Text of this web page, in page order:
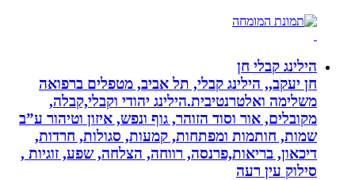
הילינג קבלי חן
חן יעקב,, הילינג קבלי, תל אביב, מטפלים ברפואה
משלימה ואלטרנטיבית.הילינג יהודי וקבלי,קבלה,
מקובלים, אור וסוד הזוהר, גוף ונפש, איזון וטיהור ע”ב
שמות, חותמות ומפתחות, קמעות, סגולות, חרדות,
דיכאון, בריאות,פרנסה, רווחה, הצלחה, שפע, זוגיות ,
סילוק עין רעה